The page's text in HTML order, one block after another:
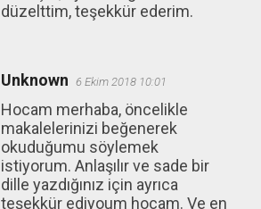
düzelttim, teşekkür ederim.
Unknown 6 Ekim 2018 10:01
Hocam merhaba, öncelikle
makalelerinizi beğenerek
okuduğumu söylemek
istiyorum. Anlaşılır ve sade bir
dille yazdığınız için ayrıca
teşekkür ediyoum hocam. Ve en